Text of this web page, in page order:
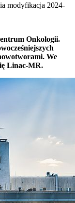
modyfikacja 2024-
Onkologii.
We
Linac-MR.